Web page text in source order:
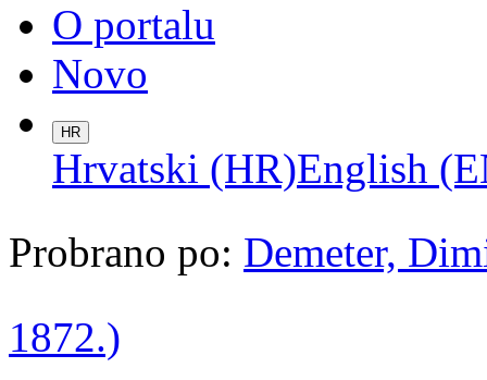
O portalu
Novo
HR
Hrvatski (HR)English
Probrano po: Demeter,
1872.)